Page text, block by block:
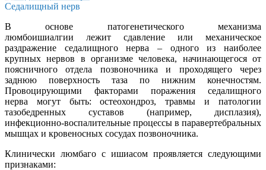
Седалищный нерв
В основе патогенетического механизма
люмбоишиалгии лежит сдавление или механическое
раздражение седалищного нерва – одного из наиболее
крупных нервов в организме человека, начинающегося от
поясничного отдела позвоночника и проходящего через
заднюю поверхность таза по нижним конечностям.
Провоцирующими факторами поражения седалищного
нерва могут быть: остеохондроз, травмы и патологии
тазобедренных суставов (например, дисплазия),
инфекционно-воспалительные процессы в паравертебральных
мышцах и кровеносных сосудах позвоночника.
Клинически люмбаго с ишиасом проявляется следующими
признаками: